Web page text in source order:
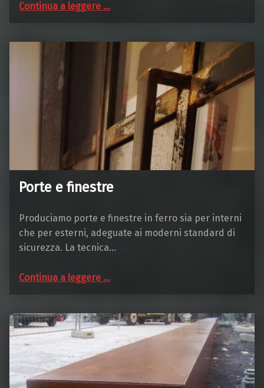
Continua a leggere …
Porte e finestre
Produciamo porte e finestre in ferro sia per interni
che per esterni, adeguate ai moderni standard di
sicurezza. La tecnica…
Continua a leggere …